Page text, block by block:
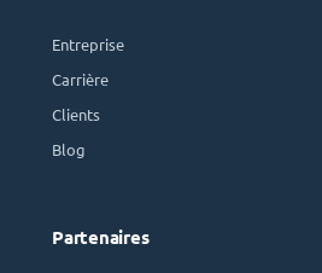
Entreprise
Carrière
Clients
Blog
Partenaires